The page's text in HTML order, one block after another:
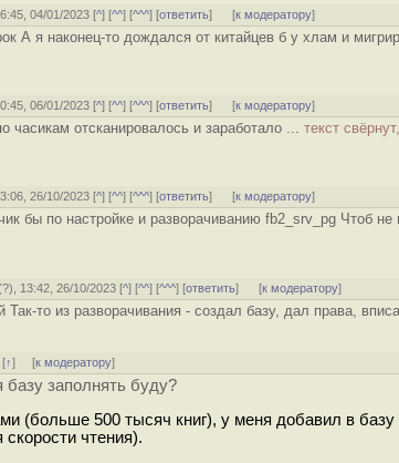
04/01/2023 [^] [^^] [^^^] [ответить] [к модератору]
А я наконец-то дождался от китайцев б у хлам и
06/01/2023 [^] [^^] [^^^] [ответить] [к модератору]
часикам отсканировалось и заработало ... текст свёрнут,
26/10/2023 [^] [^^] [^^^] [ответить] [к модератору]
бы по настройке и разворачиванию fb2_srv_pg Чтоб не
?), 13:42, 26/10/2023 [^] [^^] [^^^] [ответить] [к модератору]
Так-то из разворачивания - создал базу, дал права,
[↑] [к модератору]
заполнять буду?
(больше 500 тысяч книг), у меня добавил в базу
чтения).